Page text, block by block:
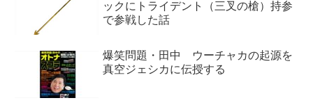
ックにトライデント（三叉の槍）持参
で参戦した話
爆笑問題・田中 ウーチャカの起源を
真空ジェシカに伝授する